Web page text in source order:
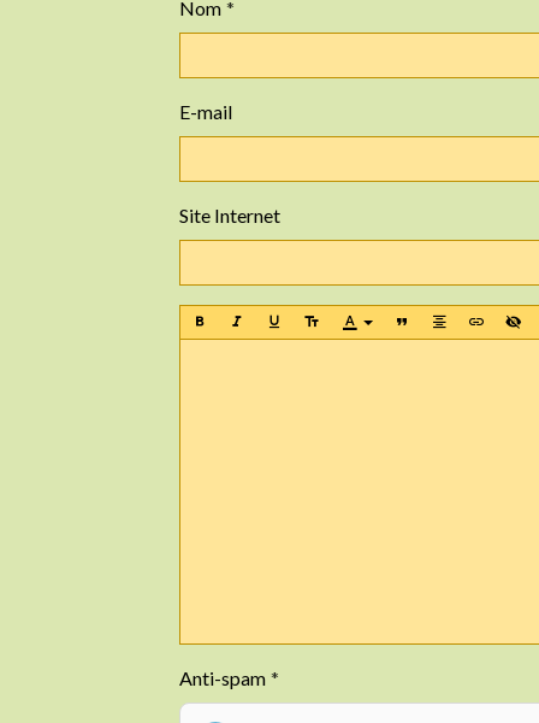
Nom
E-mail
Site Internet
Anti-spam